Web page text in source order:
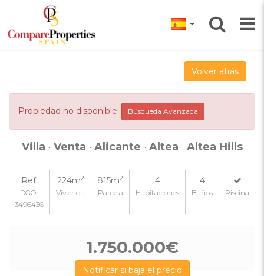
Volver atrás
Propiedad no disponible. Búsqueda Avanzada
Villa · Venta · Alicante · Altea · Altea Hills
Ref.
DGO-
3496436
224m2
Vivienda
815m2
Parcela
4
Habitaciones
4
Baños Piscina
1.750.000€
Notificar si baja el precio